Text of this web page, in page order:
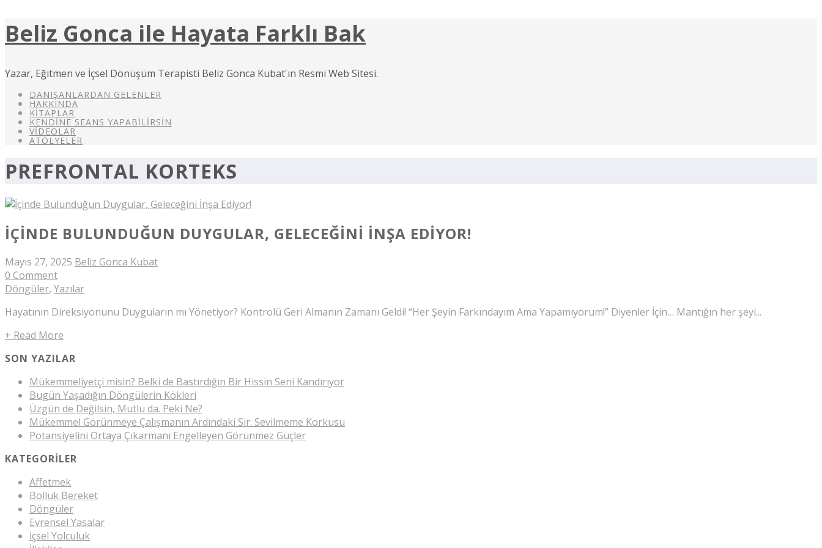
Beliz Gonca ile Hayata Farklı Bak
Yazar, Eğitmen ve İçsel Dönüşüm Terapisti Beliz Gonca Kubat'ın Resmi Web Sitesi.
DANIŞANLARDAN GELENLER
HAKKINDA
KITAPLAR
KENDINE SEANS YAPABILIRSIN
VIDEOLAR
ATÖLYELER
PREFRONTAL KORTEKS
İÇINDE BULUNDUĞUN DUYGULAR, GELECEĞINI İNŞA EDIYOR!
Mayıs 27, 2025 Beliz Gonca Kubat
0 Comment
Döngüler, Yazılar
Hayatının Direksiyonunu Duyguların mı Yönetiyor? Kontrolü Geri Almanın Zamanı Geldi! “Her Şeyin Farkındayım Ama Yapamıyorum!” Diyenler İçin… Mantığın her şeyi...
+ Read More
SON YAZILAR
Mükemmeliyetçi misin? Belki de Bastırdığın Bir Hissin Seni Kandırıyor
Bugün Yaşadığın Döngülerin Kökleri
Üzgün de Değilsin, Mutlu da. Peki Ne?
Mükemmel Görünmeye Çalışmanın Ardındaki Sır: Sevilmeme Korkusu
Potansiyelini Ortaya Çıkarmanı Engelleyen Görünmez Güçler
KATEGORILER
Affetmek
Bolluk Bereket
Döngüler
Evrensel Yasalar
İçsel Yolculuk